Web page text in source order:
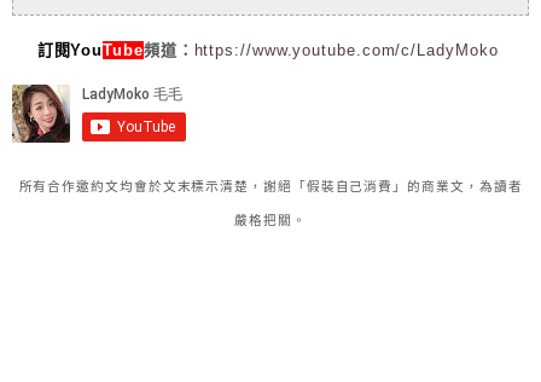
訂閱YouTube頻道： https://www.youtube.com/c/LadyMoko
所有合作邀約文均會於文末標示清楚，謝絕「假裝自己消費」的商業文，為讀者
嚴格把關。